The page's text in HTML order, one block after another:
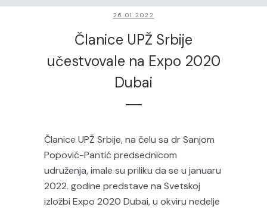
26.01.2022
Članice UPŽ Srbije
učestvovale na Expo 2020
Dubai
Članice UPŽ Srbije, na čelu sa dr Sanjom
Popović-Pantić predsednicom
udruženja, imale su priliku da se u januaru
2022. godine predstave na Svetskoj
izložbi Expo 2020 Dubai, u okviru nedelje